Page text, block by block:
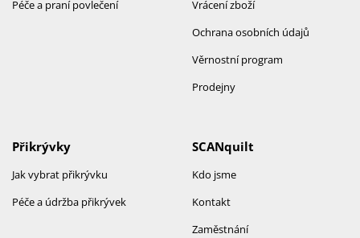
Péče a praní povlečení
Vrácení zboží
Ochrana osobních údajů
Věrnostní program
Prodejny
SCANquilt
Kdo jsme
Kontakt
Zaměstnání
Přikrývky
Jak vybrat přikrývku
Péče a údržba přikrývek